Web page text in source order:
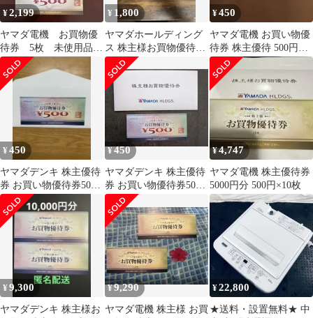
¥2,199
ヤマダ電機 お買物優
待券 5枚 未使用品
2026年6月末まで
¥ 1,800
ヤマダホールディング
ス 株主様お買物優待券
500円×4枚
¥450
ヤマダ電機 お買い物優
待券 株主優待 500円１
枚
¥450
ヤマダデンキ 株主優待
券 お買い物優待券500
円 2026年12月末まで
¥450
ヤマダデンキ 株主優待
券 お買い物優待券500
円 2026年12月末まで
¥4,747
ヤマダ電機 株主優待券
5000円分 500円×10枚
¥9,300
ヤマダデンキ 株主様お
¥9,290
ヤマダ電機 株主様 お買
¥22,800
★送料・設置無料★ 中